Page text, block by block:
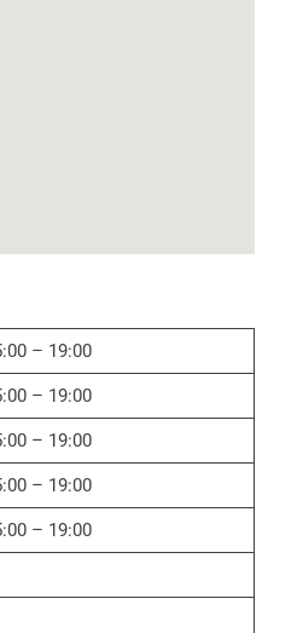
– 19:00
– 19:00
– 19:00
– 19:00
– 19:00